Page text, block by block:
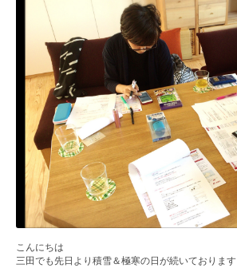
こんにちは
三田でも先日より積雪＆極寒の日が続いております